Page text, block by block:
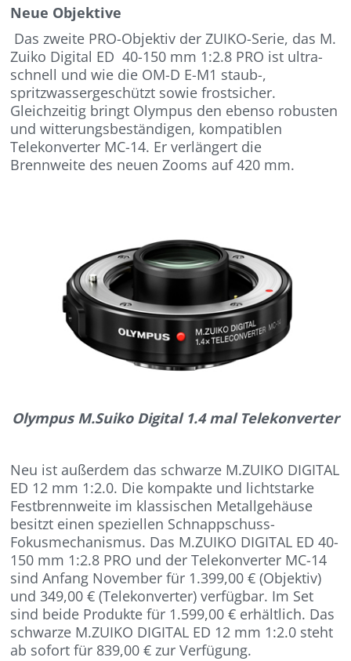
Neue Objektive
Das zweite PRO-Objektiv der ZUIKO-Serie, das M.
Zuiko Digital ED 40-150 mm 1:2.8 PRO ist ultra-
schnell und wie die OM-D E-M1 staub-,
spritzwassergeschützt sowie frostsicher.
Gleichzeitig bringt Olympus den ebenso robusten
und witterungsbeständigen, kompatiblen
Telekonverter MC-14. Er verlängert die
Brennweite des neuen Zooms auf 420 mm.
Olympus M.Suiko Digital 1.4 mal Telekonverter
Neu ist außerdem das schwarze M.ZUIKO DIGITAL
ED 12 mm 1:2.0. Die kompakte und lichtstarke
Festbrennweite im klassischen Metallgehäuse
besitzt einen speziellen Schnappschuss-
Fokusmechanismus. Das M.ZUIKO DIGITAL ED 40-
150 mm 1:2.8 PRO und der Telekonverter MC-14
sind Anfang November für 1.399,00 € (Objektiv)
und 349,00 € (Telekonverter) verfügbar. Im Set
sind beide Produkte für 1.599,00 € erhältlich. Das
schwarze M.ZUIKO DIGITAL ED 12 mm 1:2.0 steht
ab sofort für 839,00 € zur Verfügung.